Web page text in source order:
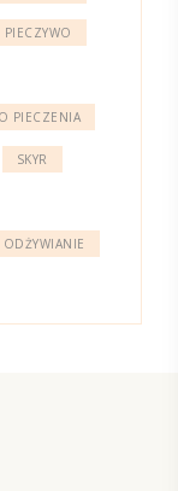
PIECZYWO
PIECZENIA
SKYR